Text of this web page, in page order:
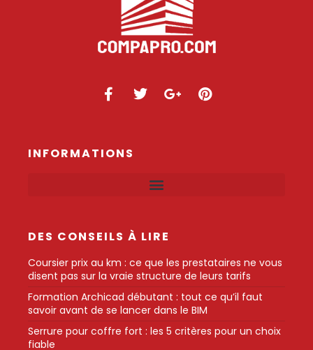
INFORMATIONS
DES CONSEILS À LIRE
Coursier prix au km : ce que les prestataires ne vous
disent pas sur la vraie structure de leurs tarifs
Formation Archicad débutant : tout ce qu’il faut
savoir avant de se lancer dans le BIM
Serrure pour coffre fort : les 5 critères pour un choix
fiable